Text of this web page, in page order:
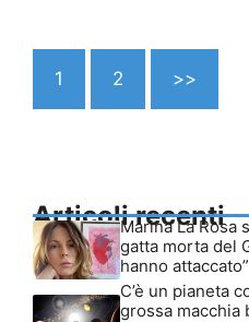
1 2 >>
Articoli recenti
Marina La Rosa
gatta morta del
hanno attaccato”
C’è un pianeta
grossa macchia